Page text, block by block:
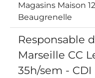
Magasins Maison
Beaugrenelle
Responsable
Marseille CC
35h/sem - CDI